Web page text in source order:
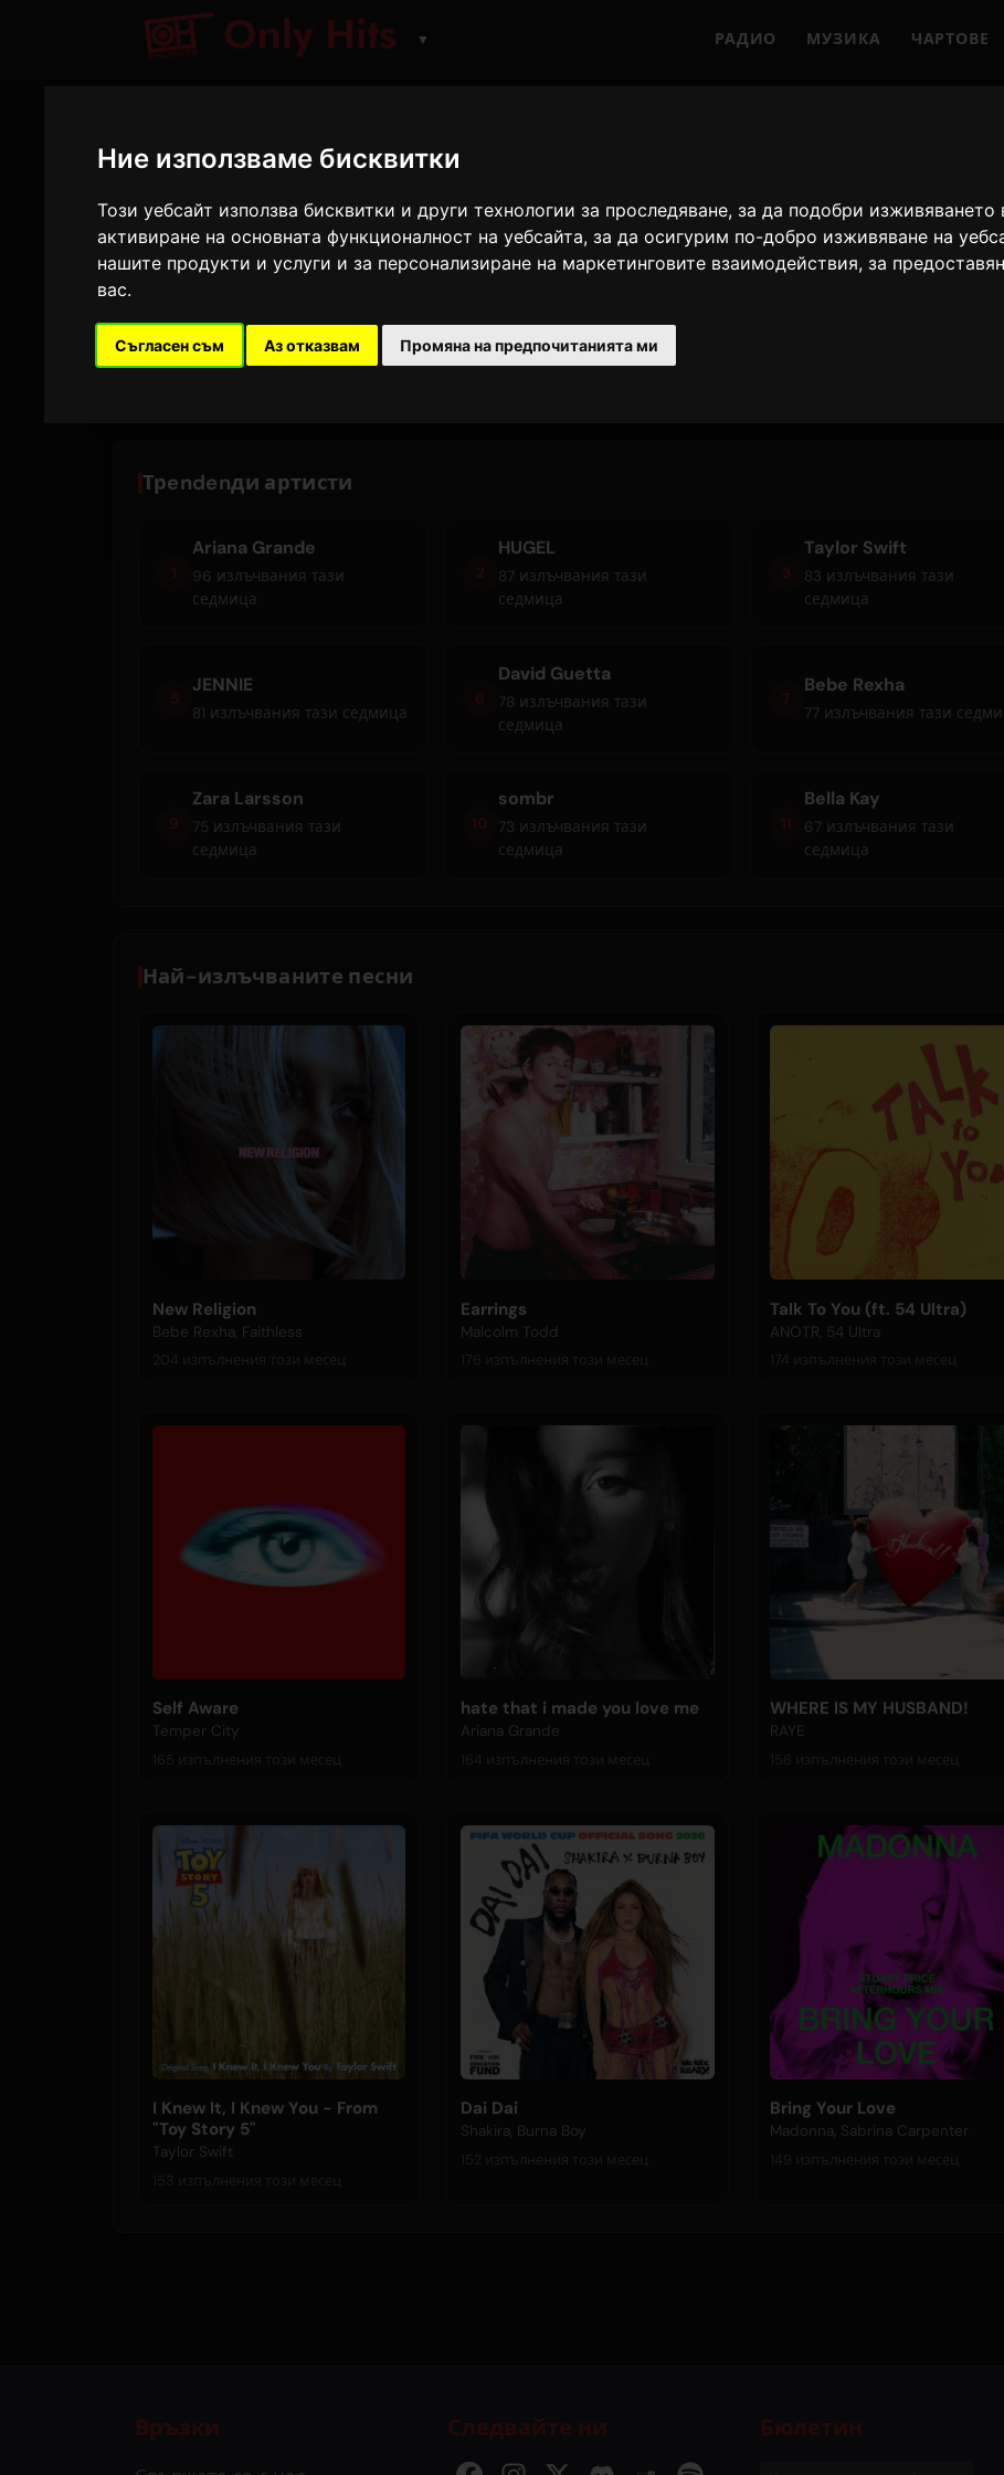
Ние използваме бисквитки
Този уебсайт използва бисквитки и други технологии за проследяване, за да подобри
активиране на основната функционалност на уебсайта,за да осигурим по-добро изживяване на
нашите продукти и услуги и за персонализиране на маркетинговите взаимодействия,за
вас.
Съгласен съм Аз отказвам Промяна на предпочитанията ми
▼ РАДИО МУЗИКА ЧАРТОВЕ
Разглеждане на музика
Открийте актуалните артисти и най-често изсвирваните песни
12
АРТИСТИ В ТРЕНД
12
НАЙ-СЛУШАНИ ПЕСНИ
Only Hits
СТАНЦИЯ
Трendenди артисти
1
Ariana Grande
96 излъчвания тази
седмица
2
HUGEL
87 излъчвания тази
седмица
3
Taylor Swift
83 излъчвания тази
седмица
5
JENNIE
81 излъчвания тази седмица
6
David Guetta
78 излъчвания тази
седмица
7
Bebe Rexha
77 излъчвания тази
9
Zara Larsson
75 излъчвания тази
седмица
10
sombr
73 излъчвания тази
седмица
11
Bella Kay
67 излъчвания тази
седмица
Най-излъчваните песни
New Religion
Bebe Rexha, Faithless
Earrings
Malcolm Todd
Talk To You (ft. 54 Ultra)
ANOTR, 54 Ultra
Self Aware
Temper City
hate that i made you love me
Ariana Grande
WHERE IS MY HUSBAND!
RAYE
I Knew It, I Knew You - From
"Toy Story 5"
Taylor Swift
Dai Dai
Shakira, Burna Boy
Bring Your Love
Madonna, Sabrina Carpenter
Връзки Следвайте ни Бюлетин